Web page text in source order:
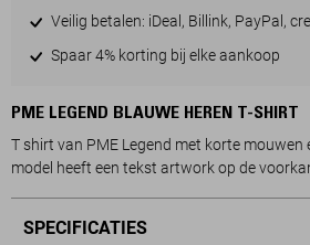
Veilig betalen: iDeal, Billink, PayPal,
Spaar 4% korting bij elke aankoop
PME LEGEND BLAUWE HEREN T-SHIRT
T shirt van PME Legend met korte mouwen
model heeft een tekst artwork op de
SPECIFICATIES